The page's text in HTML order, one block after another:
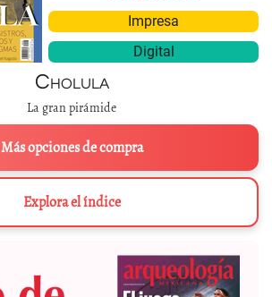
Impresa
Digital
Cholula
La gran pirámide
Más opciones de compra
Explora el índice